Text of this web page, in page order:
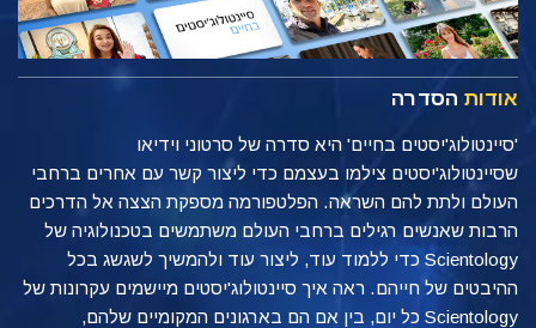
אודות הסדרה
'סיינטולוג'יסטים בחיים' היא סדרה של סרטוני וידיאו
שסיינטולוג'יסטים צילמו בעצמם כדי ליצור קשר עם אחרים ברחבי
העולם ולתת להם השראה. הפלטפורמה מספקת הצצה אל הדרכים
הרבות שאנשים רגילים ברחבי העולם משתמשים בטכנולוגיה של
Scientology כדי ללמוד עוד, ליצור עוד ולהמשיך לשגשג בכל
ההיבטים של חייהם. ראה איך סיינטולוג'יסטים מיישמים עקרונות של
Scientology כל יום, בין אם הם בארגונים המקומיים שלהם,